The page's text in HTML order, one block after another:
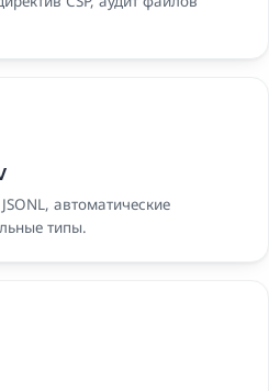
автоматические
типы.